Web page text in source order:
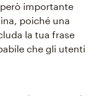
importante
poiché una
la tua frase
che gli utenti